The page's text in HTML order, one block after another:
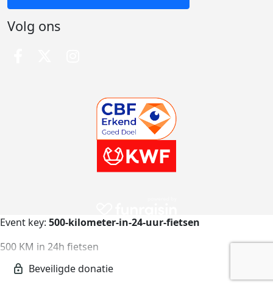
Volg ons
Event key: 500-kilometer-in-24-uur-fietsen
500 KM in 24h fietsen
500-kilometer-in-24-uur-fietsen